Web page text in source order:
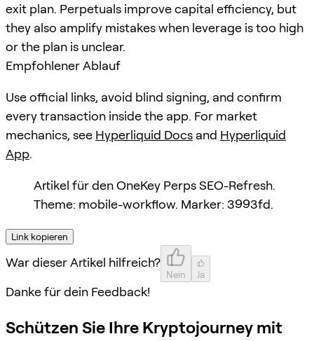
exit plan. Perpetuals improve capital efficiency, but
they also amplify mistakes when leverage is too high
or the plan is unclear.
Empfohlener Ablauf
Use official links, avoid blind signing, and confirm
every transaction inside the app. For market
mechanics, see Hyperliquid Docs and Hyperliquid
App.
Artikel für den OneKey Perps SEO-Refresh.
Theme: mobile-workflow. Marker: 3993fd.
Link kopieren
War dieser Artikel hilfreich?
Nein Ja
Danke für dein Feedback!
Schützen Sie Ihre Kryptojourney mit